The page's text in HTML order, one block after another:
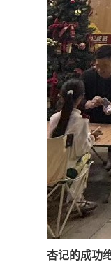
杏记的成功